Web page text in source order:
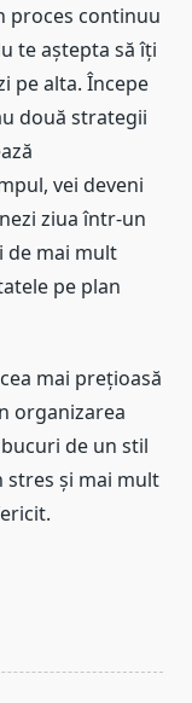
proces continuu
te aștepta să îți
pe alta. Începe
două strategii
vei deveni
ziua într-un
de mai mult
pe plan
mai prețioasă
organizarea
de un stil
stres și mai mult